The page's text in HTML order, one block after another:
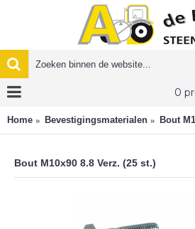
Home Bevestigingsmaterialen Bout
Bout M10x90 8.8 Verz. (25 st.)